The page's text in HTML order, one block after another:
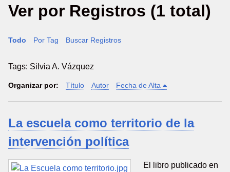
Ver por Registros (1 total)
Todo Por Tag Buscar Registros
Tags: Silvia A. Vázquez
Organizar por: Título Autor Fecha de Alta
La escuela como territorio de la
intervención política
El libro publicado en